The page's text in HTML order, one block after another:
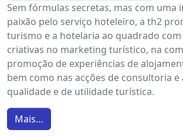
Sem fórmulas secretas, mas com uma
paixão pelo serviço hoteleiro, a th2
turismo e a hotelaria ao quadrado com
criativas no marketing turístico, na
promoção de experiências de
bem como nas acções de consultoria
qualidade e de utilidade turística.
Mais…